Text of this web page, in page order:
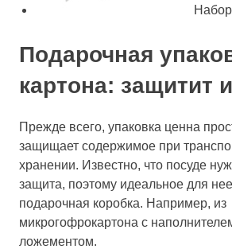
Подарочная
картона: защитит
Прежде всего, упаковка ценна
защищает содержимое при
хранении. Известно, что посуде
защита, поэтому идеальное для
подарочная коробка. Например, из
микрогофрокартона с
ложементом.